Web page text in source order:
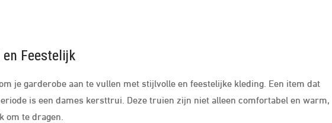
Feestelijk
je garderobe aan te vullen met stijlvolle en feestelijke kleding. Een item dat
is een dames kersttrui. Deze truien zijn niet alleen comfortabel en warm,
om te dragen.